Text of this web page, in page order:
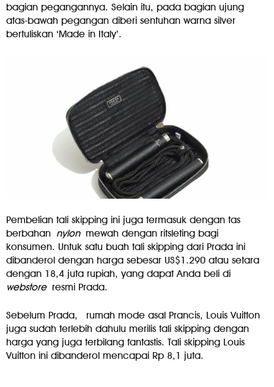
bagian pegangannya. Selain itu, pada bagian ujung
atas-bawah pegangan diberi sentuhan warna silver
bertuliskan ‘Made in Italy’.
Pembelian tali skipping ini juga termasuk dengan tas
berbahan nylon mewah dengan ritsleting bagi
konsumen. Untuk satu buah tali skipping dari Prada ini
dibanderol dengan harga sebesar US$1.290 atau setara
dengan 18,4 juta rupiah, yang dapat Anda beli di
webstore resmi Prada.
Sebelum Prada,
rumah mode asal Prancis, Louis Vuitton
juga sudah terlebih dahulu merilis tali skipping dengan
harga yang juga terbilang fantastis. Tali skipping Louis
Vuitton ini dibanderol mencapai Rp 8,1 juta.